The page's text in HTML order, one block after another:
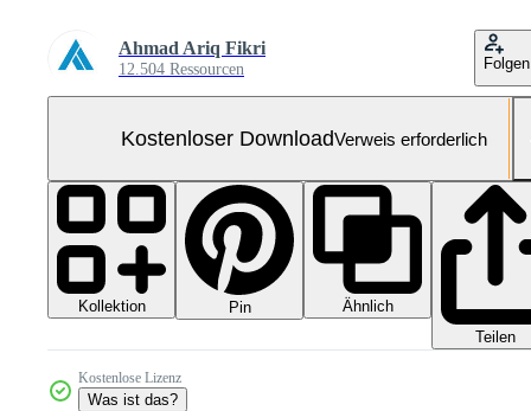
Ahmad Ariq Fikri
12.504 Ressourcen Folgen
Kostenloser DownloadVerweis erforderlich
Kollektion Pin
Ähnlich
Teilen
Kostenlose Lizenz
Was ist das?